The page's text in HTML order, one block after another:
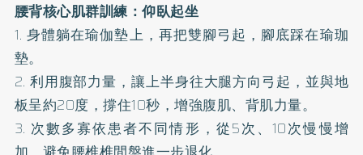
腰背核心肌群訓練：仰臥起坐
1. 身體躺在瑜伽墊上，再把雙腳弓起，腳底踩在瑜珈
墊。
2. 利用腹部力量，讓上半身往大腿方向弓起，並與地
板呈約20度，撐住10秒，增強腹肌、背肌力量。
3. 次數多寡依患者不同情形，從5次、10次慢慢增